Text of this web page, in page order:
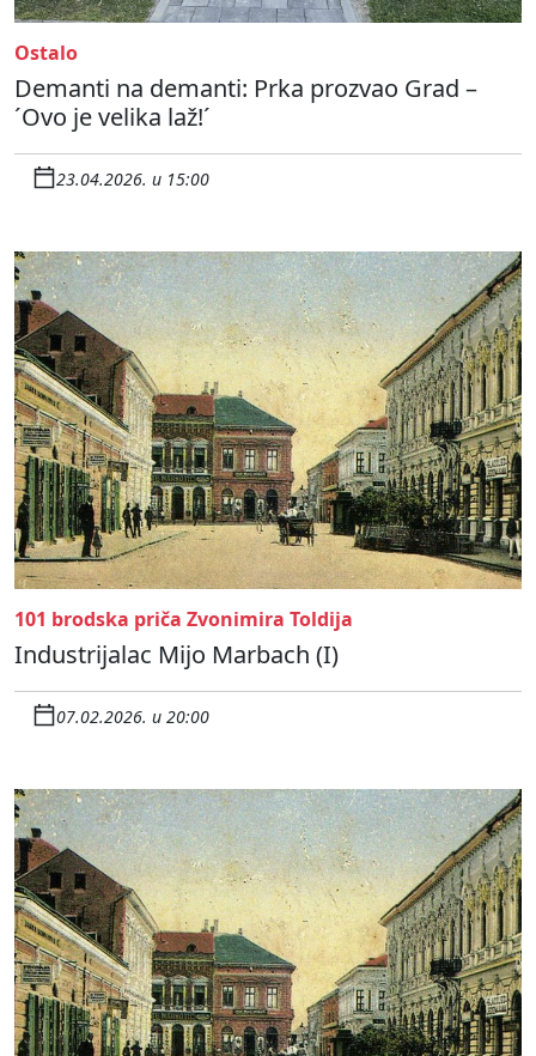
Ostalo
Demanti na demanti: Prka prozvao Grad –
´Ovo je velika laž!´
23.04.2026. u 15:00
101 brodska priča Zvonimira Toldija
Industrijalac Mijo Marbach (I)
07.02.2026. u 20:00